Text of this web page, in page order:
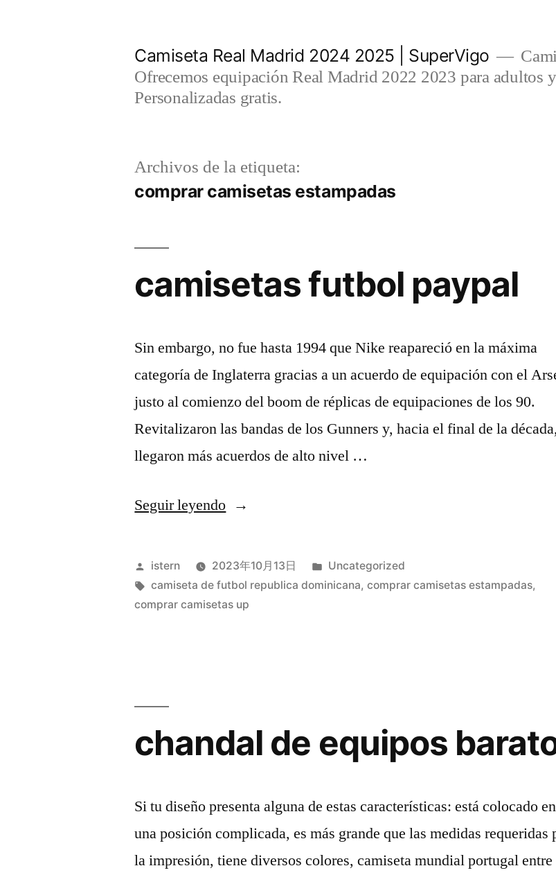
Camiseta Real Madrid 2024 2025 | SuperVigo
Ofrecemos equipación Real Madrid 2022 2023 para adultos
Personalizadas gratis.
Archivos de la etiqueta:
comprar camisetas estampadas
camisetas futbol paypal
Sin embargo, no fue hasta 1994 que Nike reapareció en la máxima
categoría de Inglaterra gracias a un acuerdo de equipación con el
justo al comienzo del boom de réplicas de equipaciones de los 90.
Revitalizaron las bandas de los Gunners y, hacia el final de la década,
llegaron más acuerdos de alto nivel …
Seguir leyendo«camisetas
paypal»
Publicado
por
istern 2023年10月13日
Publicado
en
Uncategorized
Etiquetas:
camiseta de futbol republica dominicana,comprar camisetas estampadas,
comprar camisetas up
chandal de equipos
Si tu diseño presenta alguna de estas características: está colocado en
una posición complicada, es más grande que las medidas requeridas
la impresión, tiene diversos colores, camiseta mundial portugal entre